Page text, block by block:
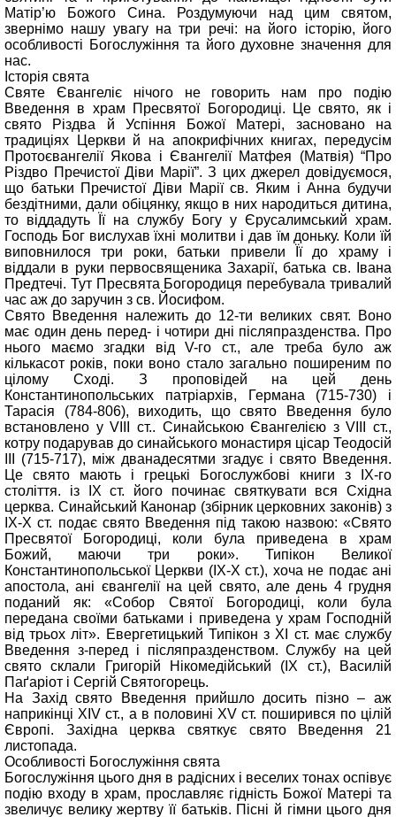
Матір’ю Божого Сина. Роздумуючи над цим святом,
звернімо нашу увагу на три речі: на його історію, його
особливості Богослужіння та його духовне значення для
нас.
Історія свята
Святе Євангеліє нічого не говорить нам про подію
Введення в храм Пресвятої Богородиці. Це свято, як і
свято Різдва й Успіння Божої Матері, засновано на
традиціях Церкви й на апокрифічних книгах, передусім
Протоєвангелії Якова і Євангелії Матфея (Матвія) “Про
Різдво Пречистої Діви Марії”. З цих джерел довідуємося,
що батьки Пречистої Діви Марії св. Яким і Анна будучи
бездітними, дали обіцянку, якщо в них народиться дитина,
то віддадуть Її на службу Богу у Єрусалимський храм.
Господь Бог вислухав їхні молитви і дав їм доньку. Коли їй
виповнилося три роки, батьки привели Її до храму і
віддали в руки первосвященика Захарії, батька св. Івана
Предтечі. Тут Пресвята Богородиця перебувала тривалий
час аж до заручин з св. Йосифом.
Свято Введення належить до 12-ти великих свят. Воно
має один день перед- і чотири дні післяпразденства. Про
нього маємо згадки від V-го ст., але треба було аж
кількасот років, поки воно стало загально поширеним по
цілому Сході. З проповідей на цей день
Константинопольських патріархів, Германа (715-730) і
Тарасія (784-806), виходить, що свято Введення було
встановлено у VIII ст.. Синайською Євангелією з VIII ст.,
котру подарував до синайського монастиря цісар Теодосій
ІІІ (715-717), між дванадесятми згадує і свято Введення.
Це свято мають і грецькі Богослужбові книги з ІХ-го
століття. із ІХ ст. його починає святкувати вся Східна
церква. Синайський Канонар (збірник церковних законів) з
IX-X ст. подає свято Введення під такою назвою: «Свято
Пресвятої Богородиці, коли була приведена в храм
Божий, маючи три роки». Типікон Великої
Константинопольської Церкви (IX-X ст.), хоча не подає ані
апостола, ані євангелії на цей свято, але день 4 грудня
поданий як: «Собор Святої Богородиці, коли була
передана своїми батьками і приведена у храм Господній
від трьох літ». Евергетицький Типікон з XI ст. має службу
Введення з-перед і післяпразденством. Службу на цей
свято склали Григорій Нікомедійський (IX ст.), Василій
Паґаріот і Сергій Святогорець.
На Захід свято Введення прийшло досить пізно – аж
наприкінці XIV ст., а в половині XV ст. поширився по цілій
Європі. Західна церква святкує свято Введення 21
листопада.
Особливості Богослужіння свята
Богослужіння цього дня в радісних і веселих тонах оспівує
подію входу в храм, прославляє гідність Божої Матері та
звеличує велику жертву її батьків. Пісні й гімни цього дня